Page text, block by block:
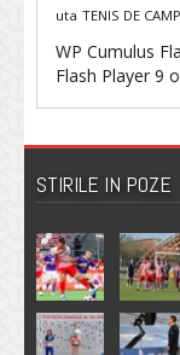
uta TENIS DE CAMP
WP Cumulus
Flash Player 9
STIRILE IN POZE